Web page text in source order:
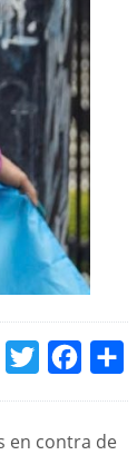
TELEGRAMTWITTERFACEBOOK
en contra de